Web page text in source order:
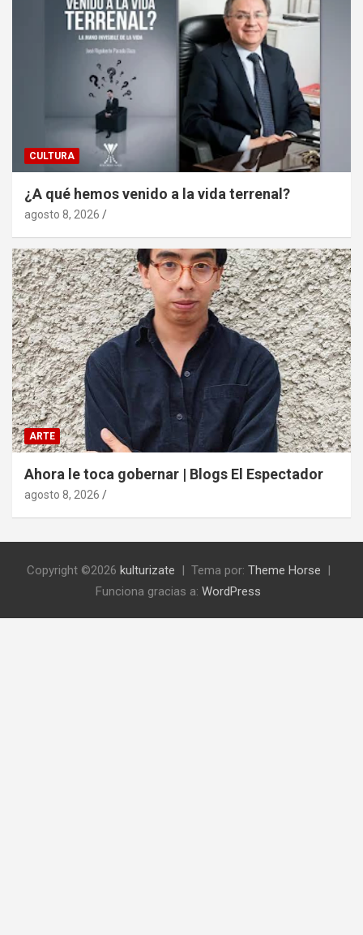
CULTURA
¿A qué hemos venido a la vida terrenal?
agosto 8, 2026
ARTE
Ahora le toca gobernar | Blogs El Espectador
agosto 8, 2026
Copyright ©2026 kulturizate Tema por: Theme Horse
Funciona gracias a: WordPress